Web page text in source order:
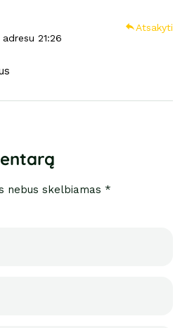
21:26
Atsakyti
nebus skelbiamas *